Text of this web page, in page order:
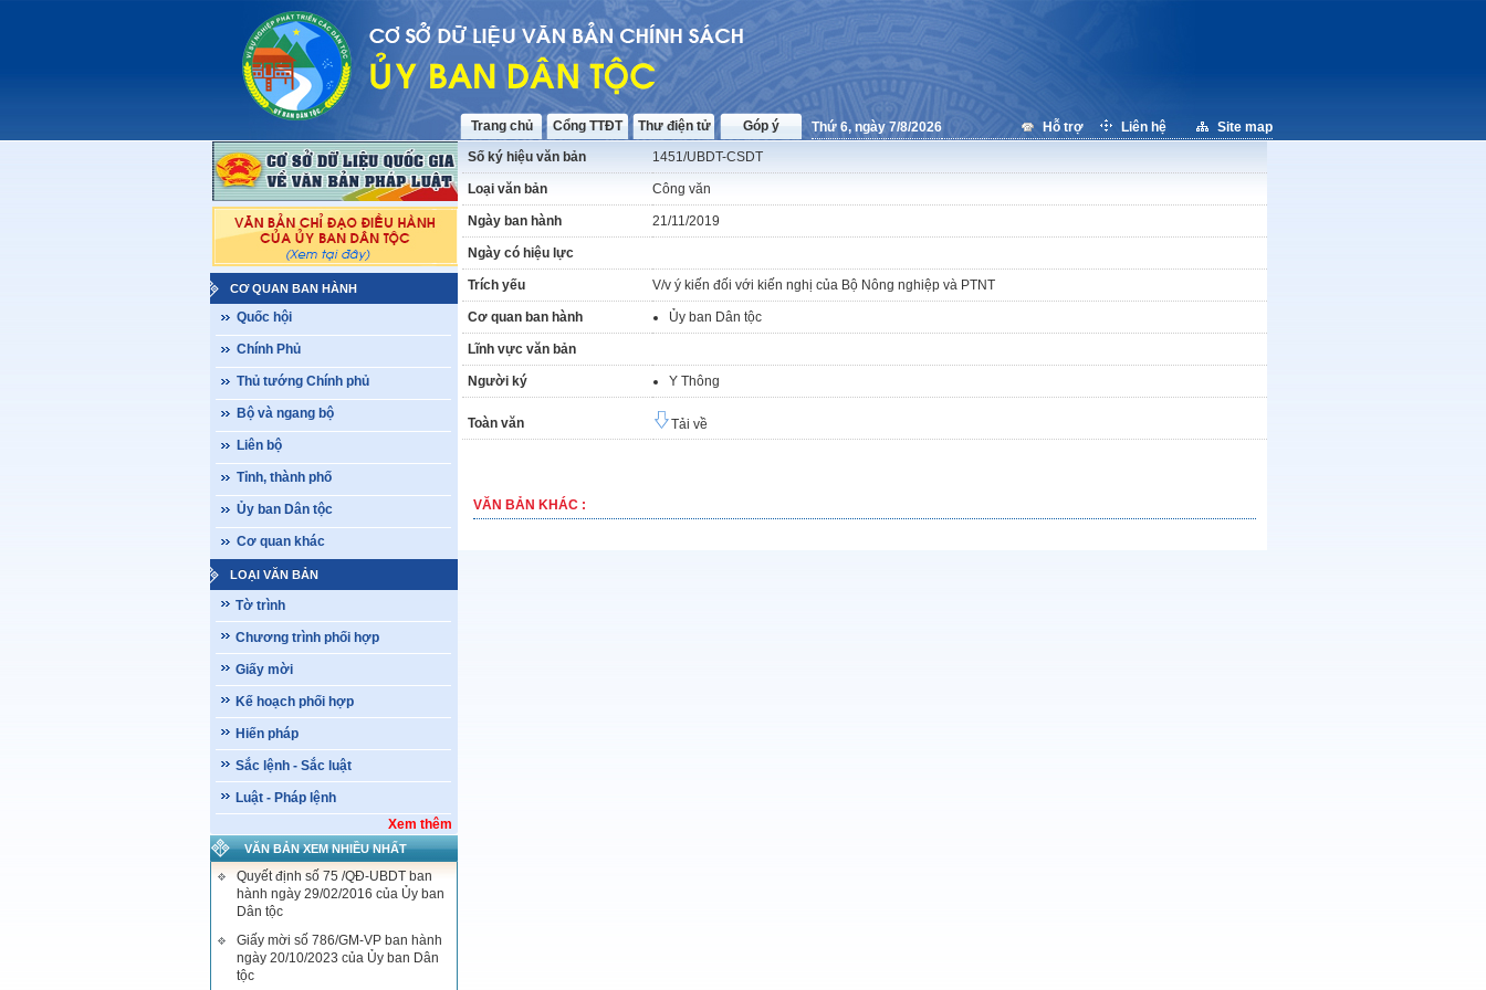
Trang chủ Cổng TTĐT Thư điện tử Góp ý Thứ 6, ngày 7/8/2026 Hỗ trợ Liên hệ Site map
CƠ QUAN BAN HÀNH
Quốc hội
Chính Phủ
Thủ tướng Chính phủ
Bộ và ngang bộ
Liên bộ
Tỉnh, thành phố
Ủy ban Dân tộc
Cơ quan khác
LOẠI VĂN BẢN
Tờ trình
Chương trình phối hợp
Giấy mời
Kế hoạch phối hợp
Hiến pháp
Sắc lệnh - Sắc luật
Luật - Pháp lệnh
Xem thêm
VĂN BẢN XEM NHIỀU NHẤT
Quyết định số 75 /QĐ-UBDT ban
hành ngày 29/02/2016 của Ủy ban
Dân tộc
Giấy mời số 786/GM-VP ban hành
ngày 20/10/2023 của Ủy ban Dân
tộc
Số ký hiệu văn bản 1451/UBDT-CSDT
Loại văn bản Công văn
Ngày ban hành 21/11/2019
Ngày có hiệu lực
Trích yếu V/v ý kiến đối với kiến nghị của Bộ Nông nghiệp và PTNT
Cơ quan ban hành Ủy ban Dân tộc
Lĩnh vực văn bản
Người ký Y Thông
Toàn văn Tải về
VĂN BẢN KHÁC :